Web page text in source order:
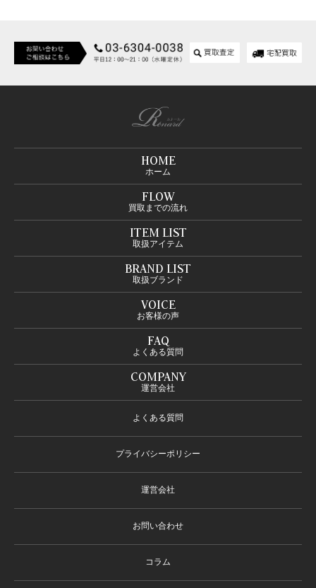
HOME
ホーム
FLOW
買取までの流れ
ITEM LIST
取扱アイテム
BRAND LIST
取扱ブランド
VOICE
お客様の声
FAQ
よくある質問
COMPANY
運営会社
よくある質問
プライバシーポリシー
運営会社
お問い合わせ
コラム